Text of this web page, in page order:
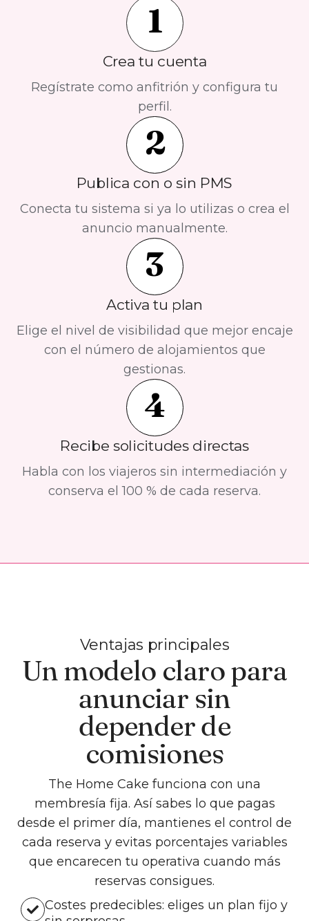
1
Crea tu cuenta
Regístrate como anfitrión y configura tu
perfil.
2
Publica con o sin PMS
Conecta tu sistema si ya lo utilizas o crea el
anuncio manualmente.
3
Activa tu plan
Elige el nivel de visibilidad que mejor encaje
con el número de alojamientos que
gestionas.
4
Recibe solicitudes directas
Habla con los viajeros sin intermediación y
conserva el 100 % de cada reserva.
Ventajas principales
Un modelo claro para
anunciar sin
depender de
comisiones
The Home Cake funciona con una
membresía fija. Así sabes lo que pagas
desde el primer día, mantienes el control de
cada reserva y evitas porcentajes variables
que encarecen tu operativa cuando más
reservas consigues.
Costes predecibles: eliges un plan fijo y